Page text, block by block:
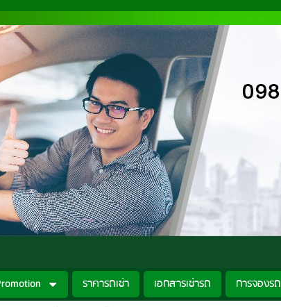
ราคารถเช่า เอกสารเช่ารถ การจองรถ